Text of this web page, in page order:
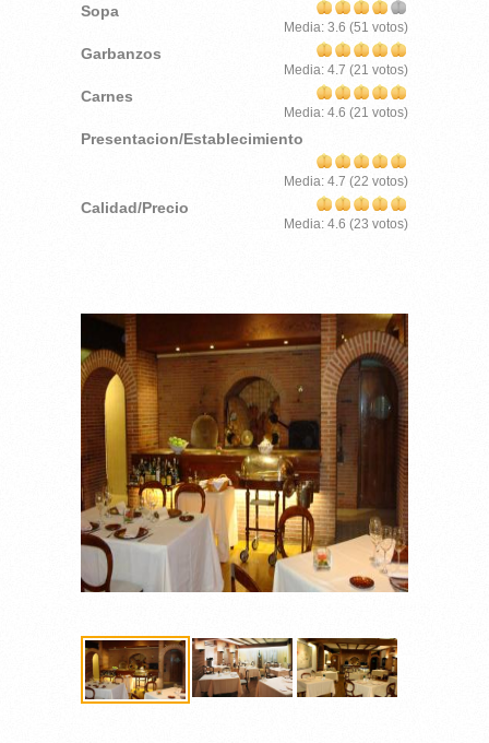
Sopa
Media: 3.6 (51 votos)
Garbanzos
Media: 4.7 (21 votos)
Carnes
Media: 4.6 (21 votos)
Presentacion/Establecimiento
Media: 4.7 (22 votos)
Calidad/Precio
Media: 4.6 (23 votos)